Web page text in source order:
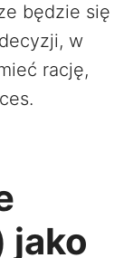
będzie się
w
rację,
jako